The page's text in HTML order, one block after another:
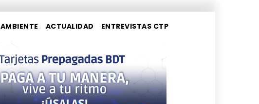
AMBIENTE ACTUALIDAD ENTREVISTAS CTP